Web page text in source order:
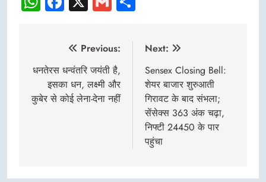
navigation
Previous:
धनतेरस धन्वंतरि जयंती है,
इसका धन, लक्ष्मी और
कुबेर से कोई लेना-देना नहीं
Next:
Sensex Closing Bell:
शेयर बाजार शुरुआती
गिरावट के बाद संभला;
सेंसेक्स 363 अंक चढ़ा,
निफ्टी 24450 के पार
पहुंचा